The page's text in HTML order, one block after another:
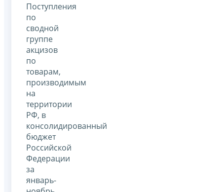
Поступления
по
сводной
группе
акцизов
по
товарам,
производимым
на
территории
РФ, в
консолидированный
бюджет
Российской
Федерации
за
январь-